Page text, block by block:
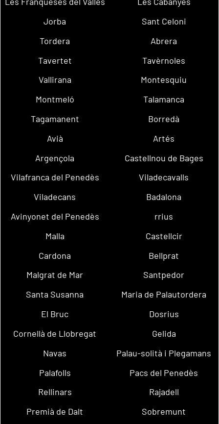
Jorba
Sant Celoni
Tordera
Abrera
Tavertet
Tavèrnoles
Vallirana
Montesquiu
Montmeló
Talamanca
Tagamanent
Borredà
Avià
Artés
Argençola
Castellnou de Bages
Vilafranca del Penedès
Viladecavalls
Viladecans
Badalona
Avinyonet del Penedès
rrius
Malla
Castellcir
Cardona
Bellprat
Malgrat de Mar
Santpedor
Santa Susanna
Maria de Palautordera
El Bruc
Dosrius
Cornellà de Llobregat
Gelida
Navas
Palau-solità i Plegamans
Palafolls
Pacs del Penedès
Rellinars
Rajadell
Premià de Dalt
Sobremunt